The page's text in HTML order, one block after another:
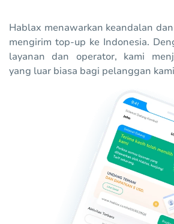
Hablax menawarkan keandalan
mengirim top-up ke Indonesia.
layanan dan operator, kami
yang luar biasa bagi pelanggan